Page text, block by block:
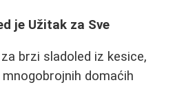
je Užitak za Sve
brzi sladoled iz kesice,
domaćih